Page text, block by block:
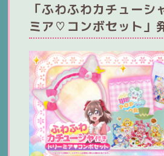
「ふわふわカチューシ
ミア♡コンボセット」